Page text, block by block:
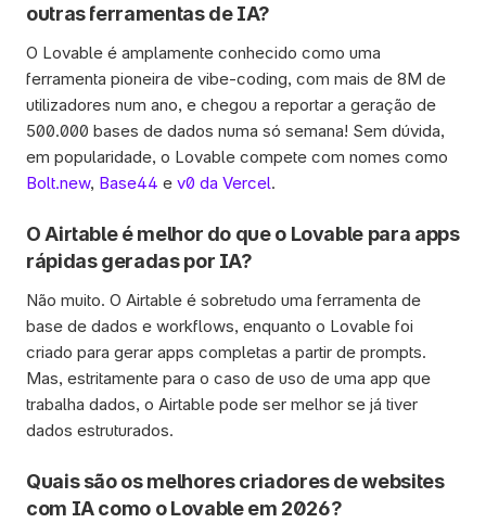
outras ferramentas de IA?
O Lovable é amplamente conhecido como uma
ferramenta pioneira de vibe-coding, com mais de 8M de
utilizadores num ano, e chegou a reportar a geração de
500.000 bases de dados numa só semana! Sem dúvida,
Bolt.new, Base44 e v0 da Vercel.
O Airtable é melhor do que o Lovable para apps
rápidas geradas por IA?
Não muito. O Airtable é sobretudo uma ferramenta de
base de dados e workflows, enquanto o Lovable foi
criado para gerar apps completas a partir de prompts.
Mas, estritamente para o caso de uso de uma app que
trabalha dados, o Airtable pode ser melhor se já tiver
dados estruturados.
Quais são os melhores criadores de websites
com IA como o Lovable em 2026?